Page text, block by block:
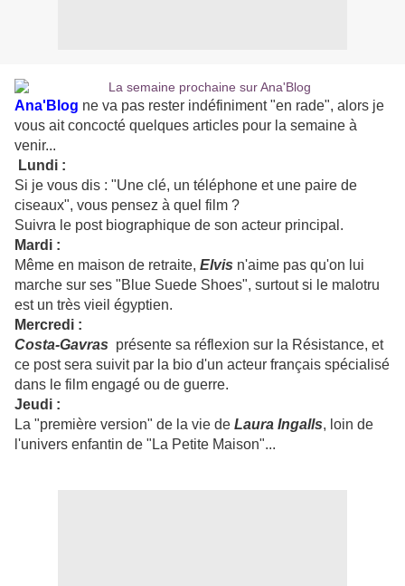
Ana'Blog ne va pas rester indéfiniment "en rade", alors je
vous ait concocté quelques articles pour la semaine à
venir...
Lundi :
Si je vous dis : "Une clé, un téléphone et une paire de
ciseaux", vous pensez à quel film ?
Suivra le post biographique de son acteur principal.
Mardi :
Même en maison de retraite, Elvis n'aime pas qu'on lui
marche sur ses "Blue Suede Shoes", surtout si le malotru
est un très vieil égyptien.
Mercredi :
Costa-Gavras présente sa réflexion sur la Résistance, et
ce post sera suivit par la bio d'un acteur français spécialisé
dans le film engagé ou de guerre.
Jeudi :
La "première version" de la vie de Laura Ingalls, loin de
l'univers enfantin de "La Petite Maison"...